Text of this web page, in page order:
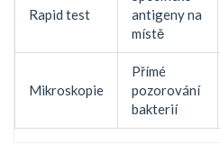
Rapid test
antigeny na
místě
Mikroskopie
Přímé
pozorování
bakterií